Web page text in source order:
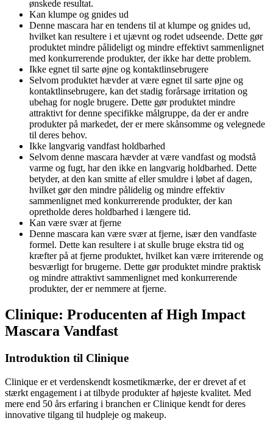
ønskede resultat.
Kan klumpe og gnides ud
Denne mascara har en tendens til at klumpe og gnides ud,
hvilket kan resultere i et ujævnt og rodet udseende. Dette gør
produktet mindre pålideligt og mindre effektivt sammenlignet
med konkurrerende produkter, der ikke har dette problem.
Ikke egnet til sarte øjne og kontaktlinsebrugere
Selvom produktet hævder at være egnet til sarte øjne og
kontaktlinsebrugere, kan det stadig forårsage irritation og
ubehag for nogle brugere. Dette gør produktet mindre
attraktivt for denne specifikke målgruppe, da der er andre
produkter på markedet, der er mere skånsomme og velegnede
til deres behov.
Ikke langvarig vandfast holdbarhed
Selvom denne mascara hævder at være vandfast og modstå
varme og fugt, har den ikke en langvarig holdbarhed. Dette
betyder, at den kan smitte af eller smuldre i løbet af dagen,
hvilket gør den mindre pålidelig og mindre effektiv
sammenlignet med konkurrerende produkter, der kan
opretholde deres holdbarhed i længere tid.
Kan være svær at fjerne
Denne mascara kan være svær at fjerne, især den vandfaste
formel. Dette kan resultere i at skulle bruge ekstra tid og
kræfter på at fjerne produktet, hvilket kan være irriterende og
besværligt for brugerne. Dette gør produktet mindre praktisk
og mindre attraktivt sammenlignet med konkurrerende
produkter, der er nemmere at fjerne.
Clinique: Producenten af ​​High Impact
Mascara Vandfast
Introduktion til Clinique
Clinique er et verdenskendt kosmetikmærke, der er drevet af et
stærkt engagement i at tilbyde produkter af højeste kvalitet. Med
mere end 50 års erfaring i branchen er Clinique kendt for deres
innovative tilgang til hudpleje og makeup.